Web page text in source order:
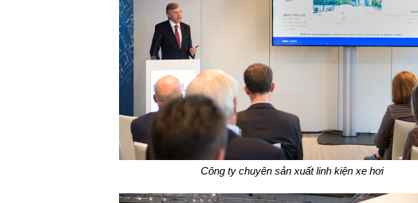
Công ty chuyên sản xuất linh kiện xe hơi